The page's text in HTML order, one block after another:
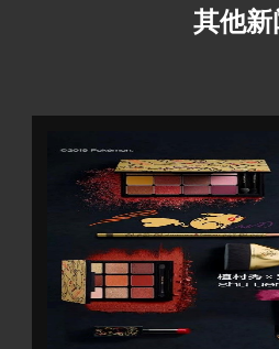
其他新